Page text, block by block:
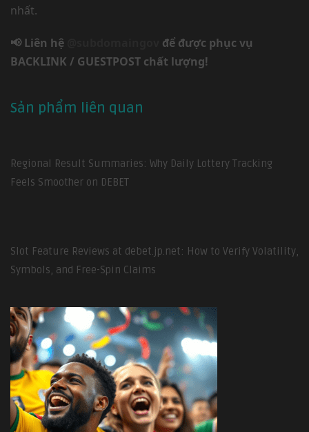
nhất.
📢 Liên hệ
để được phục vụ
BACKLINK / GUESTPOST chất lượng!
Sản phẩm liên quan
Regional Result Summaries: Why Daily Lottery Tracking
Feels Smoother on DEBET
Slot Feature Reviews at debet.jp.net: How to Verify Volatility,
Symbols, and Free-Spin Claims